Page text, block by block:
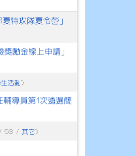
特攻隊夏令營」
勵金線上申請」
生活動 )
輔導員第1次遴選簡
53 / 其它 )